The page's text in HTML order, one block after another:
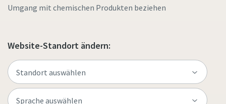
Umgang mit chemischen Produkten beziehen
Website-Standort ändern: